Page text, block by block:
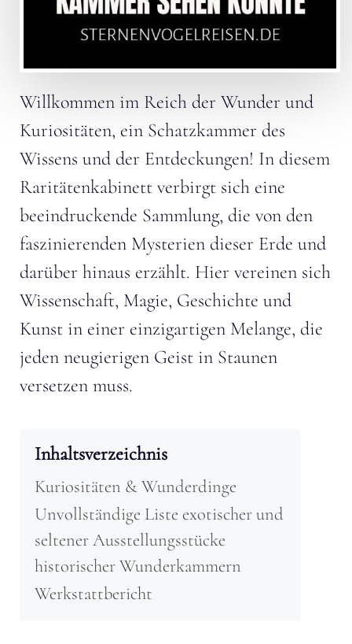
Willkommen im Reich der Wunder und
Kuriositäten, ein Schatzkammer des
Wissens und der Entdeckungen! In diesem
Raritätenkabinett verbirgt sich eine
beeindruckende Sammlung, die von den
faszinierenden Mysterien dieser Erde und
darüber hinaus erzählt. Hier vereinen sich
Wissenschaft, Magie, Geschichte und
Kunst in einer einzigartigen Melange, die
jeden neugierigen Geist in Staunen
versetzen muss.
Inhaltsverzeichnis
Kuriositäten & Wunderdinge
Unvollständige Liste exotischer und
seltener Ausstellungsstücke
historischer Wunderkammern
Werkstattbericht